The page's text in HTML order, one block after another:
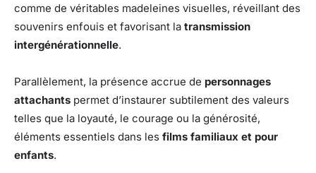
comme de véritables madeleines visuelles, réveillant des
souvenirs enfouis et favorisant la transmission
intergénérationnelle.
Parallèlement, la présence accrue de personnages
attachants permet d’instaurer subtilement des valeurs
telles que la loyauté, le courage ou la générosité,
éléments essentiels dans les films familiaux et pour
enfants.